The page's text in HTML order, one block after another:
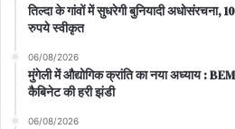
तिल्दा के गांवों में सुधरेगी बुनियादी अधोसंरचना,
रुपये स्वीकृत
06/08/2026
मुंगेली में औद्योगिक क्रांति का नया अध्याय :
कैबिनेट की हरी झंडी
06/08/2026